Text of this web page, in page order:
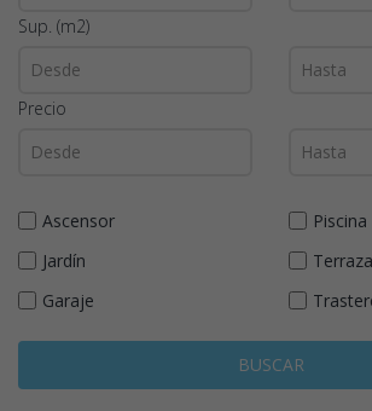
Sup. (m2)
Precio
Ascensor
Piscina
Jardín
Terraza
Garaje
BUSCAR